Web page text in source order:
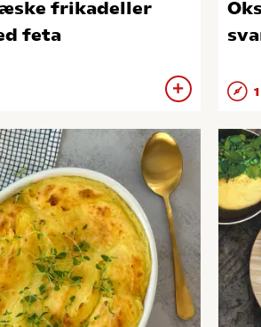
frikadeller
feta